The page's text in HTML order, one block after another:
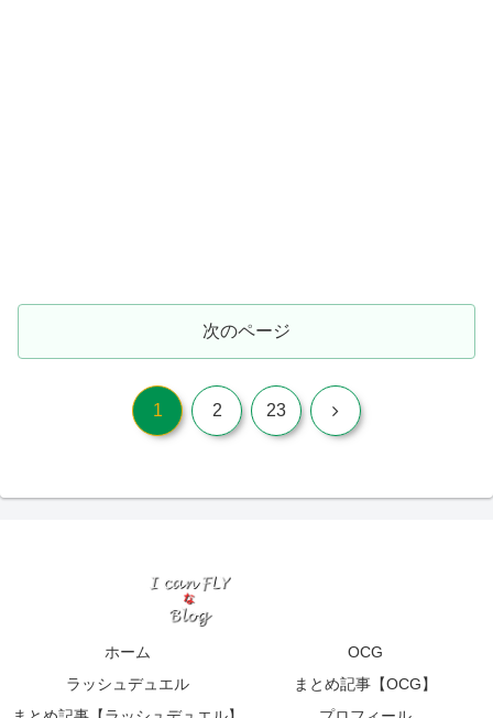
次のページ
1 2 23 次
ホーム
OCG
ラッシュデュエル
まとめ記事【OCG】